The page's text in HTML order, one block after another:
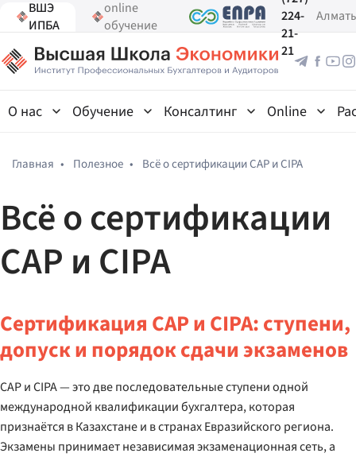
ВШЭ
ИПБА
online
обучение
224-
21-
21
О нас Обучение Консалтинг Online
Главная • Полезное • Всё о сертификации CAP и CIPA
Всё о сертификации
CAP и CIPA
Сертификация CAP и CIPA: ступени,
допуск и порядок сдачи экзаменов
CAP и CIPA — это две последовательные ступени одной
международной квалификации бухгалтера, которая
признаётся в Казахстане и в странах Евразийского региона.
Экзамены принимает независимая экзаменационная сеть, а